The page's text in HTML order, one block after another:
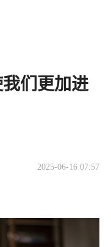
们更加进
2025-06-16 07:57